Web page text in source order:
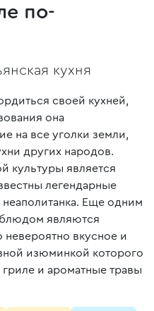
по-
кухня
своей кухней,
она
на все уголки земли,
других народов.
культуры является
легендарные
неаполитанка. Еще одним
являются
вкусное и
изюминкой которого
и ароматные травы